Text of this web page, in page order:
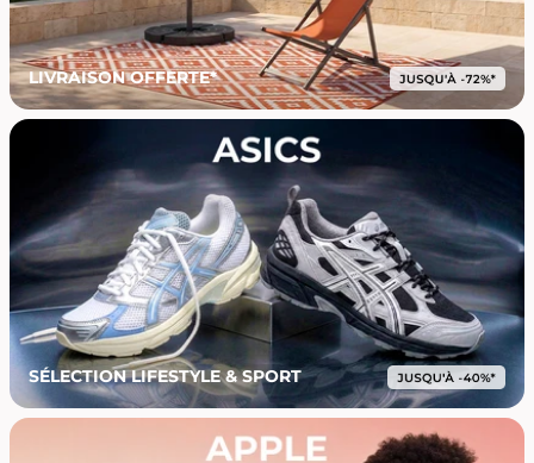
LIVRAISON OFFERTE*
SÉLECTION LIFESTYLE & SPORT